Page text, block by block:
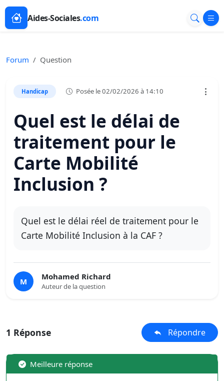
Aides-Sociales.com
Forum Question
Handicap Posée le 02/02/2026 à 14:10
Quel est le délai de
traitement pour le
Carte Mobilité
Inclusion ?
Quel est le délai réel de traitement pour le
Carte Mobilité Inclusion à la CAF ?
M Mohamed Richard
Auteur de la question
1 Réponse Répondre
Meilleure réponse